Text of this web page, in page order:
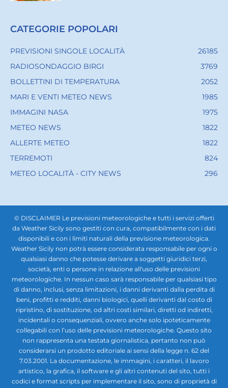
CATEGORIE POPOLARI
PREVISIONI SINGOLE LOCALITÀ
26185
RADIOSONDAGGIO BIRGI
3769
BOLLETTINI DI TEMPERATURA
2052
MARI E VENTI METEO NEWS
1985
IMMAGINI NASA
1975
METEO NEWS
1822
ALLERTE METEO
1822
TERREMOTI
824
METEO LOCALITÀ - CITY NEWS
296
© DISCLAIMER Le previsioni meteorologiche e tutti i servizi offerti
da Weather Sicily sono gestiti con cura, compatibilmente con i dati
disponibili e con i limiti naturali della previsione meteorologica.
Weather Sicily non potrà essere considerata responsabile per ogni o
qualsiasi danno che potesse derivare a soggetti giuridici terzi,
società, enti o persone in relazione all'uso delle previsioni
meteorologiche. In nessun caso sarà responsabile per qualsiasi tipo
di danno, inclusi, senza limitazioni, i danni derivanti dalla perdita di
beni, profitti e redditi, danni biologici, quelli derivanti dal costo di
ripristino, di sostituzione, od altri costi similari, diretti od indiretti,
incidentali o consequenziali, ovvero anche solo ipoteticamente
collegabili con l’uso delle previsioni meteorologiche. Questo sito
non rappresenta una testata giornalistica, pertanto non può
considerarsi un prodotto editoriale ai sensi della legge n. 62 del
7.03.2001. La documentazione, le immagini, i caratteri, il lavoro
artistico, la grafica, il software e gli altri contenuti del sito, tutti i
codici e format scripts per implementare il sito, sono di proprietà di